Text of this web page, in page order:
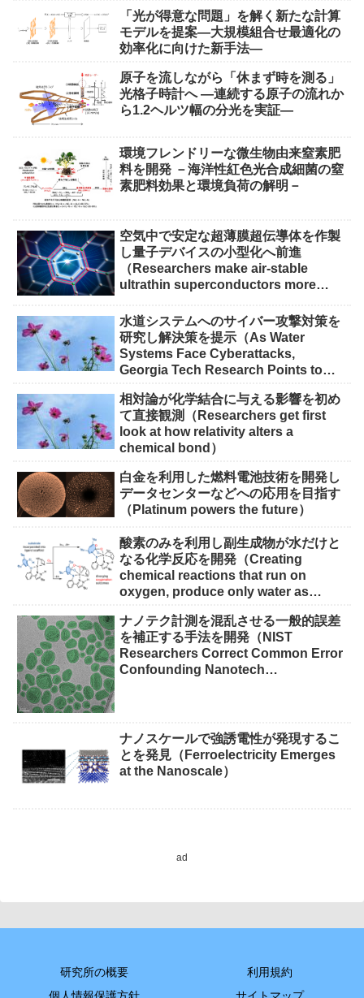
「光が得意な問題」を解く新たな計算
モデルを提案―大規模組合せ最適化の
効率化に向けた新手法―
原子を流しながら「休まず時を測る」
光格子時計へ ―連続する原子の流れか
ら1.2ヘルツ幅の分光を実証―
環境フレンドリーな微生物由来窒素肥
料を開発 －海洋性紅色光合成細菌の窒
素肥料効果と環境負荷の解明－
空気中で安定な超薄膜超伝導体を作製
し量子デバイスの小型化へ前進
（Researchers make air-stable
ultrathin superconductors more
水道システムへのサイバー攻撃対策を
研究し解決策を提示（As Water
Systems Face Cyberattacks,
Georgia Tech Research Points to
相対論が化学結合に与える影響を初め
て直接観測（Researchers get first
look at how relativity alters a
chemical bond）
白金を利用した燃料電池技術を開発し
データセンターなどへの応用を目指す
（Platinum powers the future）
酸素のみを利用し副生成物が水だけと
なる化学反応を開発（Creating
chemical reactions that run on
oxygen, produce only water as
ナノテク計測を混乱させる一般的誤差
を補正する手法を開発（NIST
Researchers Correct Common Error
Confounding Nanotech
ナノスケールで強誘電性が発現するこ
とを発見（Ferroelectricity Emerges
at the Nanoscale）
ad
研究所の概要
利用規約